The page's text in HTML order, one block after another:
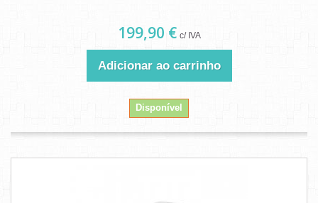
199,90 € c/ IVA
Adicionar ao carrinho
Disponível